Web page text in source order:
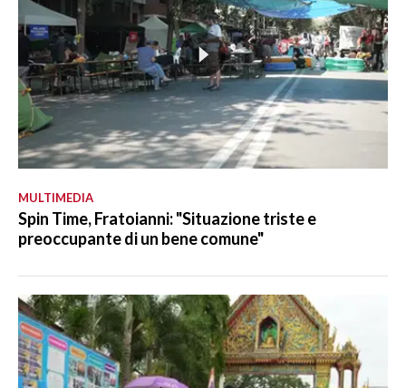
MULTIMEDIA
Spin Time, Fratoianni: "Situazione triste e
preoccupante di un bene comune"